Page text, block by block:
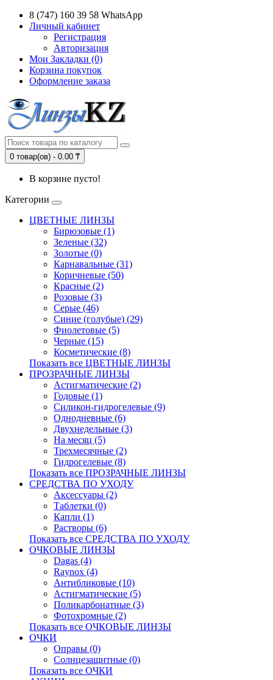
8 (747) 160 39 58 WhatsApp
Личный кабинет
Регистрация
Авторизация
Мои Закладки (0)
Корзина покупок
Оформление заказа
0 товар(ов) - 0.00 ₸
В корзине пусто!
Категории
ЦВЕТНЫЕ ЛИНЗЫ
Бирюзовые (1)
Зеленые (32)
Золотые (0)
Карнавальные (31)
Коричневые (50)
Красные (2)
Розовые (3)
Серые (46)
Синие (голубые) (29)
Фиолетовые (5)
Черные (15)
Косметические (8)
Показать все ЦВЕТНЫЕ ЛИНЗЫ
ПРОЗРАЧНЫЕ ЛИНЗЫ
Астигматические (2)
Годовые (1)
Силикон-гидрогелевые (9)
Однодневные (6)
Двухнедельные (3)
На месяц (5)
Трехмесячные (2)
Гидрогелевые (8)
Показать все ПРОЗРАЧНЫЕ ЛИНЗЫ
СРЕДСТВА ПО УХОДУ
Аксессуары (2)
Таблетки (0)
Капли (1)
Растворы (6)
Показать все СРЕДСТВА ПО УХОДУ
ОЧКОВЫЕ ЛИНЗЫ
Dagas (4)
Raynox (4)
Антибликовые (10)
Астигматические (5)
Поликарбонатные (3)
Фотохромные (2)
Показать все ОЧКОВЫЕ ЛИНЗЫ
ОЧКИ
Оправы (0)
Солнцезащитные (0)
Показать все ОЧКИ